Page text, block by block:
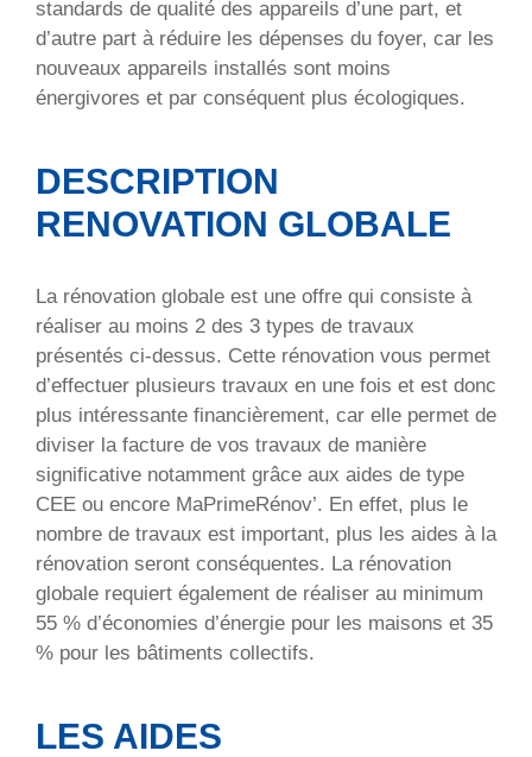
standards de qualité des appareils d’une part, et
d’autre part à réduire les dépenses du foyer, car les
nouveaux appareils installés sont moins
énergivores et par conséquent plus écologiques.
DESCRIPTION
RENOVATION GLOBALE
La rénovation globale est une offre qui consiste à
réaliser au moins 2 des 3 types de travaux
présentés ci-dessus. Cette rénovation vous permet
d’effectuer plusieurs travaux en une fois et est donc
plus intéressante financièrement, car elle permet de
diviser la facture de vos travaux de manière
significative notamment grâce aux aides de type
CEE ou encore MaPrimeRénov’. En effet, plus le
nombre de travaux est important, plus les aides à la
rénovation seront conséquentes. La rénovation
globale requiert également de réaliser au minimum
55 % d’économies d’énergie pour les maisons et 35
% pour les bâtiments collectifs.
LES AIDES